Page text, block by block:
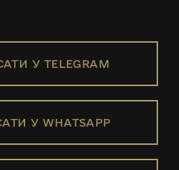
У TELEGRAM
У WHATSAPP